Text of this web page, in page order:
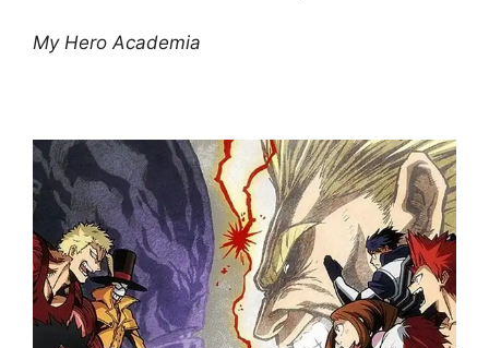
My Hero Academia